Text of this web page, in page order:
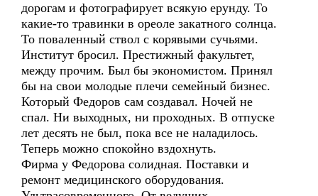
дорогам и фотографирует всякую ерунду. То
какие-то травинки в ореоле закатного солнца.
То поваленный ствол с корявыми сучьями.
Институт бросил. Престижный факультет,
между прочим. Был бы экономистом. Принял
бы на свои молодые плечи семейный бизнес.
Который Федоров сам создавал. Ночей не
спал. Ни выходных, ни проходных. В отпуске
лет десять не был, пока все не наладилось.
Теперь можно спокойно вздохнуть.
Фирма у Федорова солидная. Поставки и
ремонт медицинского оборудования.